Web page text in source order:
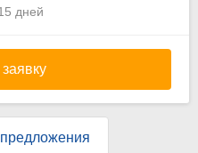
дней